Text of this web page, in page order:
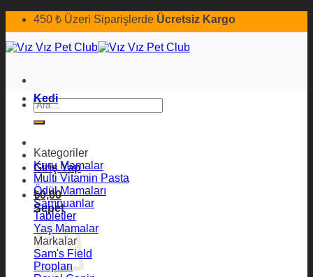
İçeriğe450 ₺ Üzeri Siparişlerde Ücretsiz Kargo
Ara:
Giriş Yap
₺0,00
Sepet
Kedi
Kategoriler
Kuru Mamalar
Multi Vitamin Pasta
Ödül Mamaları
Şampuanlar
Tabletler
Yaş Mamalar
Markalar
Sam's Field
Proplan